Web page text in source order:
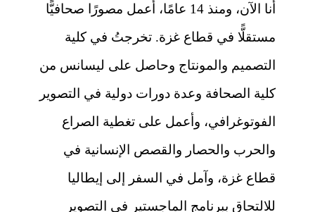
أنا الآن، ومنذ 14 عامًا، أعمل مصورًا صحافيًّا
مستقلًّا في قطاع غزة. تخرجتُ في كلية
التصميم والمونتاج وحاصل على ليسانس من
كلية الصحافة وعدة دورات دولية في التصوير
الفوتوغرافي، وأعمل على تغطية الصراع
والحرب والحصار والقصص الإنسانية في
قطاع غزة، وآمل في السفر إلى إيطاليا
للالتحاق ببرنامج الماجستير في التصوير